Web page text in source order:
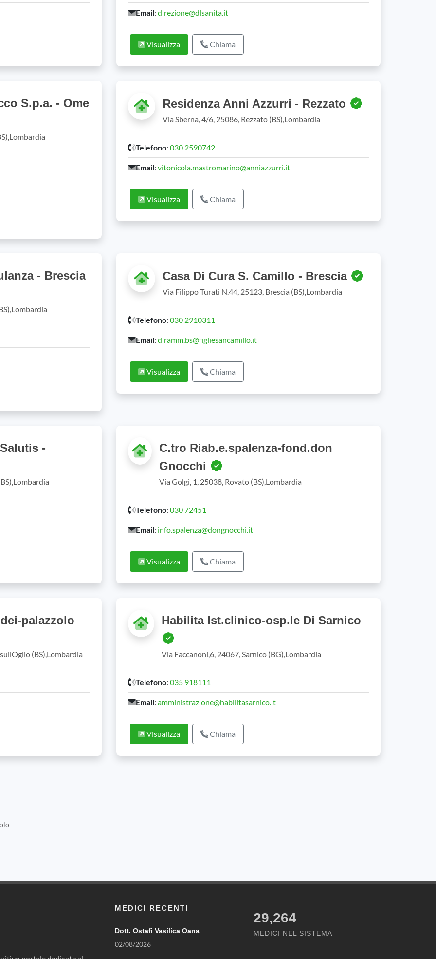
Email: direzione@dlsanita.it
Visualizza Chiama
S.p.a. - Ome Residenza Anni Azzurri - Rezzato
Via Sberna, 4/6, 25086, Rezzato (BS),Lombardia
Telefono: 030 2590742
Email: vitonicola.mastromarino@anniazzurri.it
Visualizza Chiama
- Brescia Casa Di Cura S. Camillo - Brescia
Via Filippo Turati N.44, 25123, Brescia (BS),Lombardia
Telefono: 030 2910311
Email: diramm.bs@figliesancamillo.it
Visualizza Chiama
-
C.tro Riab.e.spalenza-fond.don
Gnocchi
Via Golgi, 1, 25038, Rovato (BS),Lombardia
Telefono: 030 72451
Email: info.spalenza@dongnocchi.it
Visualizza Chiama
palazzolo
(BS),Lombardia
Habilita Ist.clinico-osp.le Di Sarnico
Via Faccanoni,6, 24067, Sarnico (BG),Lombardia
Telefono: 035 918111
Email: amministrazione@habilitasarnico.it
Visualizza Chiama
MEDICI RECENTI
Dott. Ostafi Vasilica Oana
02/08/2026
29,264
MEDICI NEL SISTEMA